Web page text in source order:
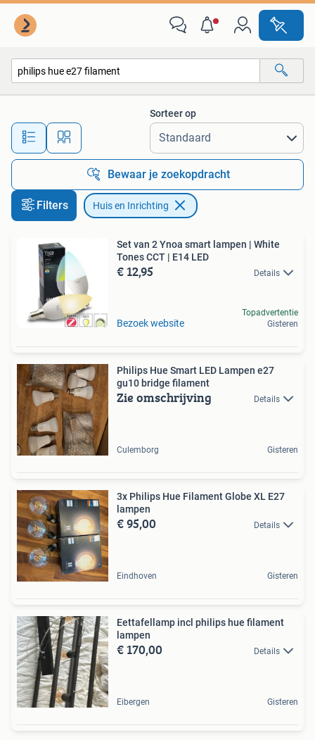
Alle afstanden…
Sorteer op
Bewaar je zoekopdracht
Filters Huis en Inrichting
Set van 2 Ynoa smart lampen | White
Tones CCT | E14 LED
€ 12,95 Details
Bezoek website
Topadvertentie
Gisteren
Philips Hue Smart LED Lampen e27
gu10 bridge filament
Zie omschrijving Details
Culemborg Gisteren
3x Philips Hue Filament Globe XL E27
lampen
€ 95,00 Details
Eindhoven Gisteren
Eettafellamp incl philips hue filament
lampen
€ 170,00 Details
Eibergen Gisteren